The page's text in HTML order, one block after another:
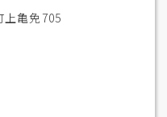
上亀免705